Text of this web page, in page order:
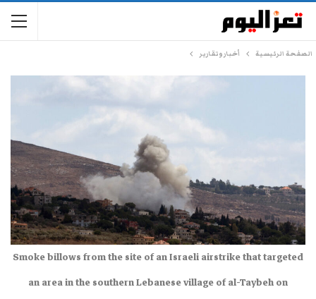
الصفحة الرئيسية أخبار وتقارير
Smoke billows from the site of an Israeli airstrike that targeted
an area in the southern Lebanese village of al-Taybeh on